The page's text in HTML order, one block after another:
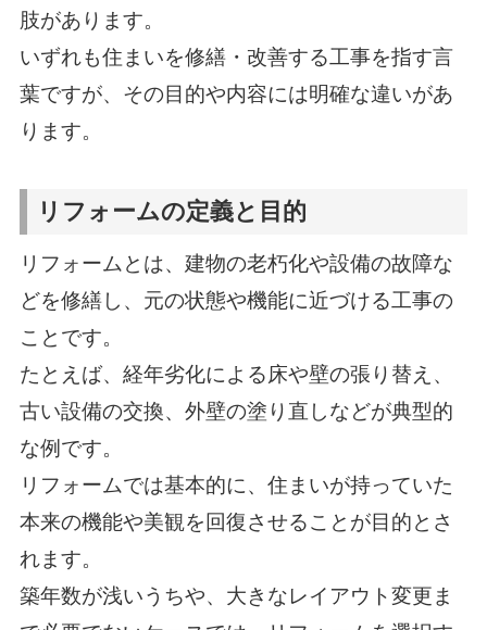
肢があります。
いずれも住まいを修繕・改善する工事を指す言
葉ですが、その目的や内容には明確な違いがあ
ります。
リフォームの定義と目的
リフォームとは、建物の老朽化や設備の故障な
どを修繕し、元の状態や機能に近づける工事の
ことです。
たとえば、経年劣化による床や壁の張り替え、
古い設備の交換、外壁の塗り直しなどが典型的
な例です。
リフォームでは基本的に、住まいが持っていた
本来の機能や美観を回復させることが目的とさ
れます。
築年数が浅いうちや、大きなレイアウト変更ま